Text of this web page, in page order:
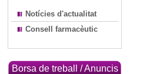
Notícies d'actualitat
Consell farmacèutic
Borsa de treball / Anuncis